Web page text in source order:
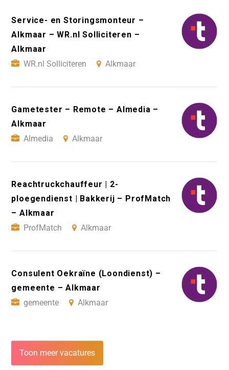
Service- en Storingsmonteur –
Alkmaar – WR.nl Solliciteren –
Alkmaar
WR.nl Solliciteren
Alkmaar
Gametester – Remote – Almedia –
Alkmaar
Almedia
Alkmaar
Reachtruckchauffeur | 2-
ploegendienst | Bakkerij – ProfMatch
– Alkmaar
ProfMatch
Alkmaar
Consulent Oekraïne (Loondienst) –
gemeente – Alkmaar
gemeente
Alkmaar
Toon meer vacatures